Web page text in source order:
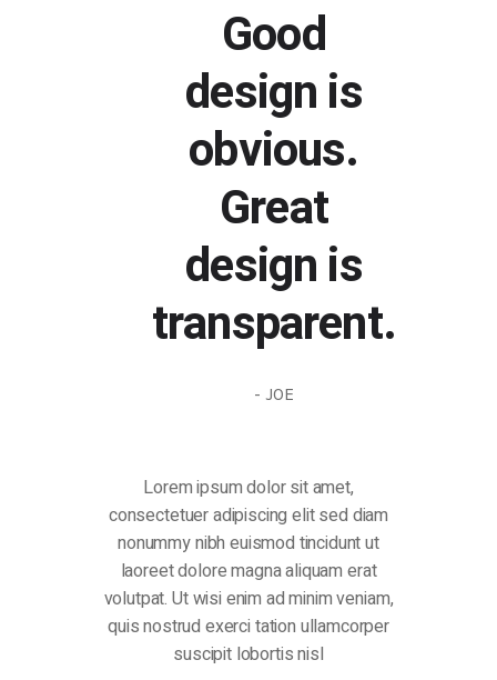
Good
design is
obvious.
Great
design is
transparent.
- JOE
Lorem ipsum dolor sit amet,
consectetuer adipiscing elit sed diam
nonummy nibh euismod tincidunt ut
laoreet dolore magna aliquam erat
volutpat. Ut wisi enim ad minim veniam,
quis nostrud exerci tation ullamcorper
suscipit lobortis nisl